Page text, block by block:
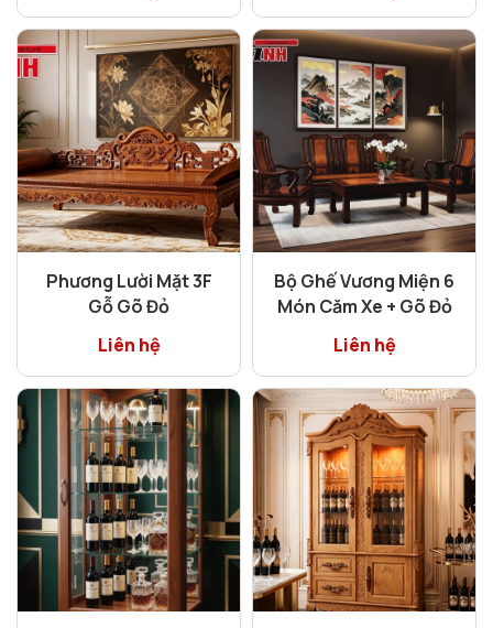
Phương Lười Mặt 3F
Gỗ Gõ Đỏ
Liên hệ
Bộ Ghế Vương Miện 6
Món Căm Xe + Gõ Đỏ
Liên hệ